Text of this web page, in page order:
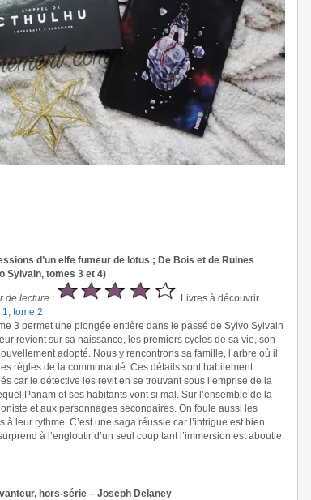
d’un elfe fumeur de lotus ; De Bois et de Ruines
Sylvain, tomes 3 et 4)
de lecture :
Livres à découvrir
1, tome 2
3 permet une plongée entière dans le passé de Sylvo Sylvain
revient sur sa naissance, les premiers cycles de sa vie, son
adopté. Nous y rencontrons sa famille, l’arbre où il
règles de la communauté. Ces détails sont habilement
car le détective les revit en se trouvant sous l’emprise de la
Panam et ses habitants vont si mal. Sur l’ensemble de la
et aux personnages secondaires. On foule aussi les
leur rythme. C’est une saga réussie car l’intrigue est bien
à l’engloutir d’un seul coup tant l’immersion est aboutie.
hors-série – Joseph Delaney